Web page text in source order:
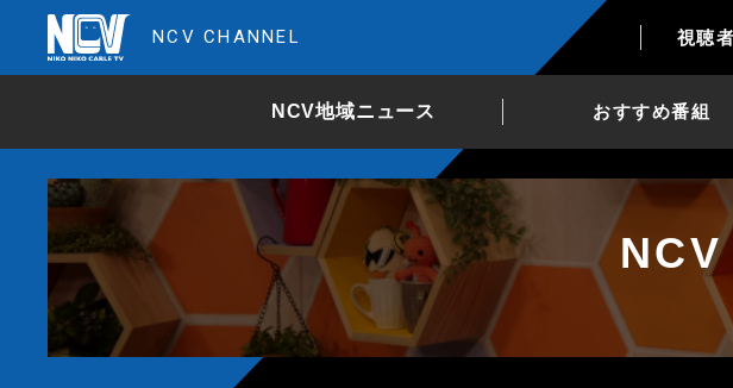
NCV CHANNEL 視聴
NCV地域ニュース おすすめ番組